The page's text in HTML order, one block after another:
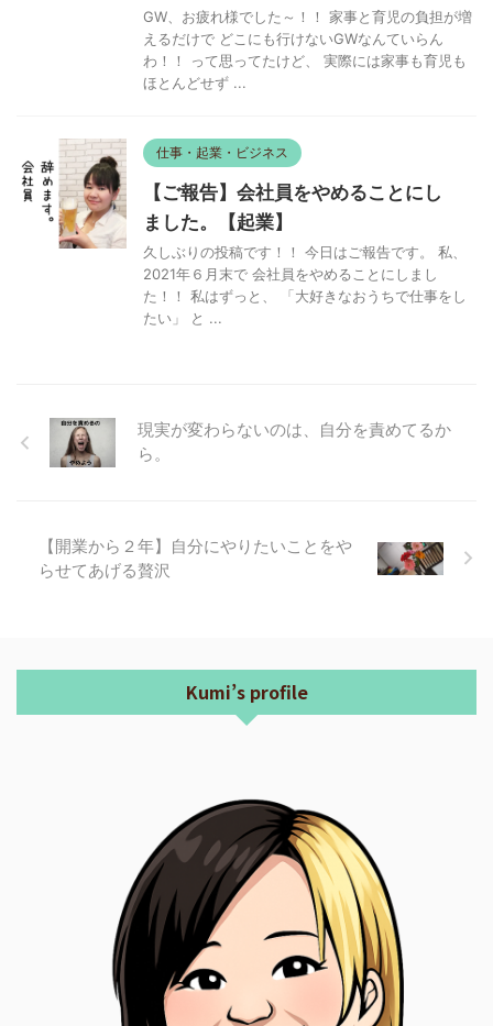
GW、お疲れ様でした～！！ 家事と育児の負担が増
えるだけで どこにも行けないGWなんていらん
わ！！ って思ってたけど、 実際には家事も育児も
ほとんどせず ...
仕事・起業・ビジネス
【ご報告】会社員をやめることにし
ました。【起業】
久しぶりの投稿です！！ 今日はご報告です。 私、
2021年６月末で 会社員をやめることにしまし
た！！ 私はずっと、 「大好きなおうちで仕事をし
たい」 と ...
現実が変わらないのは、自分を責めてるか
ら。
【開業から２年】自分にやりたいことをや
らせてあげる贅沢
Kumi’s profile